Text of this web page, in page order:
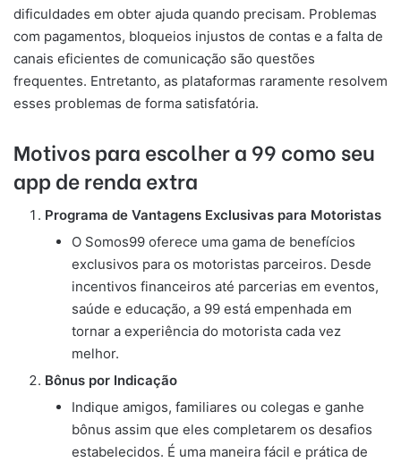
dificuldades em obter ajuda quando precisam. Problemas
com pagamentos, bloqueios injustos de contas e a falta de
canais eficientes de comunicação são questões
frequentes. Entretanto, as plataformas raramente resolvem
esses problemas de forma satisfatória.
Motivos para escolher a 99 como seu
app de renda extra
Programa de Vantagens Exclusivas para Motoristas
O Somos99 oferece uma gama de benefícios
exclusivos para os motoristas parceiros. Desde
incentivos financeiros até parcerias em eventos,
saúde e educação, a 99 está empenhada em
tornar a experiência do motorista cada vez
melhor.
Bônus por Indicação
Indique amigos, familiares ou colegas e ganhe
bônus assim que eles completarem os desafios
estabelecidos. É uma maneira fácil e prática de